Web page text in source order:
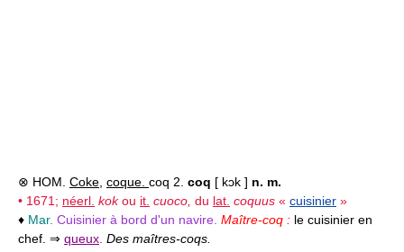
⊗ HOM. Coke coque. coq 2. coq [ kɔk ] n. m.
• 1671; néerl. kokou it. cuoco, du lat. coquus « cuisinier »
♦ Mar. Cuisinier à bord d'un navire. Maître-coq : le cuisinier en
chef. ⇒ queux Des maîtres-coqs.